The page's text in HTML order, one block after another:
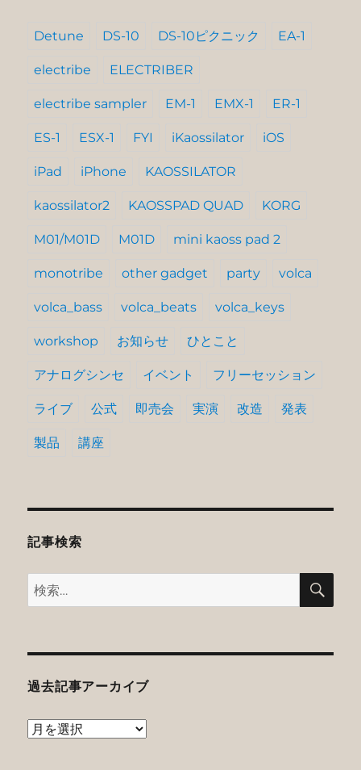
Detune DS-10 DS-10ピクニック EA-1
electribe ELECTRIBER
electribe sampler EM-1 EMX-1 ER-1
ES-1 ESX-1 FYI iKaossilator iOS
iPad iPhone KAOSSILATOR
kaossilator2 KAOSSPAD QUAD KORG
M01/M01D M01D mini kaoss pad 2
monotribe other gadget party volca
volca_bass volca_beats volca_keys
workshop お知らせ ひとこと
アナログシンセ イベント フリーセッション
ライブ 公式 即売会 実演 改造 発表
製品 講座
記事検索
検
索:
検
過去記事アーカイブ
過